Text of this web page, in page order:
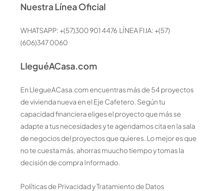
Nuestra Línea Oficial
WHATSAPP: +(57)300 901 4476 LÍNEA FIJA: +(57)
(606)347 0060
LleguéACasa.com
En LlegueACasa.com encuentras más de 54 proyectos
de vivienda nueva en el Eje Cafetero. Según tu
capacidad financiera eliges el proyecto que más se
adapte a tus necesidades y te agendamos cita en la sala
de negocios del proyectos que quieres. Lo mejor es que
no te cuesta más, ahorras muucho tiempo y tomas la
decisión de compra Informado.
Políticas de Privacidad y Tratamiento de Datos